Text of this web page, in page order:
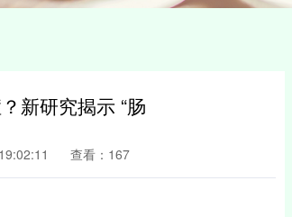
新研究揭示 “肠
查看：167